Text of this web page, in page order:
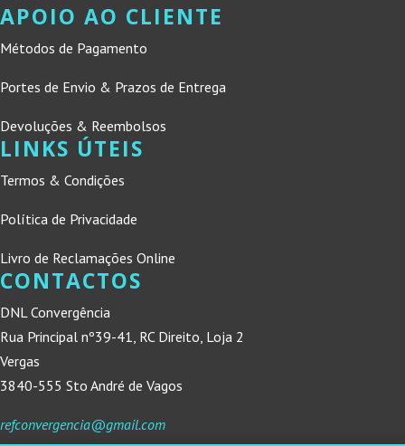
APOIO AO CLIENTE
Métodos de Pagamento
Portes de Envio & Prazos de Entrega
Devoluções & Reembolsos
LINKS ÚTEIS
Termos & Condições
Política de Privacidade
Livro de Reclamações Online
CONTACTOS
DNL Convergência
Rua Principal nº39-41, RC Direito, Loja 2
Vergas
3840-555 Sto André de Vagos
refconvergencia@gmail.com